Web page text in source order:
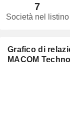
7
Società nel listino
Grafico di
MACOM